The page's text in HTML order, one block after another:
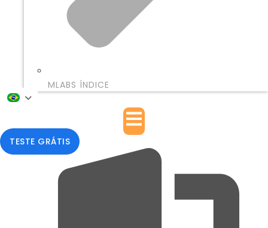
MLABS ÍNDICE
TESTE GRÁTIS